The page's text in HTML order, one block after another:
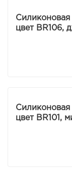
цвет BR106,
цвет BR101,